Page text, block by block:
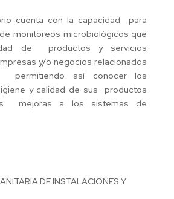
cuenta con la capacidad para
monitoreos microbiológicos que
de productos y servicios
y/o negocios relacionados
permitiendo así conocer los
y calidad de sus productos
mejoras a los sistemas de
DE INSTALACIONES Y